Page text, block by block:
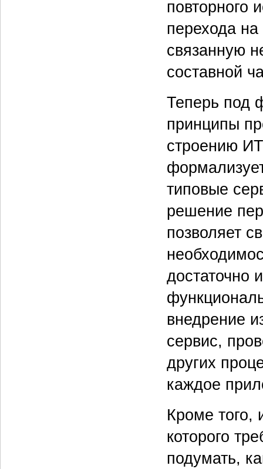
повторного
перехода
связанную
составной
Теперь под
принципы
строению
типовые
решение
позволяет
достаточно
внедрение
сервис,
других
каждое
Кроме того,
которого
подумать,